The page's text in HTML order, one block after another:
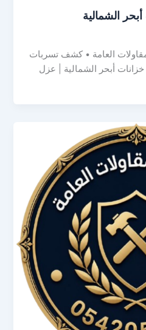
الشمالية
راكان للمقاولات العامة • كشف تسربات
أبحر الشمالية | عزل